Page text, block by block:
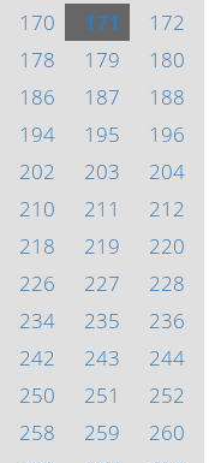
170 171
172
178 179
180
186 187
188
194 195
196
202 203
204
210 211
212
218 219
220
226 227
228
234 235
236
242 243
244
250 251
252
258 259
260